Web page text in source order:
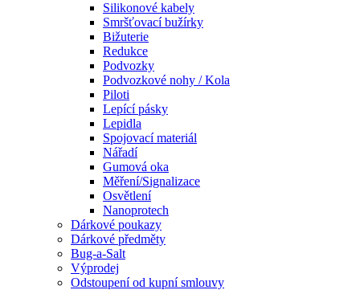
Silikonové kabely
Smršťovací bužírky
Bižuterie
Redukce
Podvozky
Podvozkové nohy / Kola
Piloti
Lepící pásky
Lepidla
Spojovací materiál
Nářadí
Gumová oka
Měření/Signalizace
Osvětlení
Nanoprotech
Dárkové poukazy
Dárkové předměty
Bug-a-Salt
Výprodej
Odstoupení od kupní smlouvy